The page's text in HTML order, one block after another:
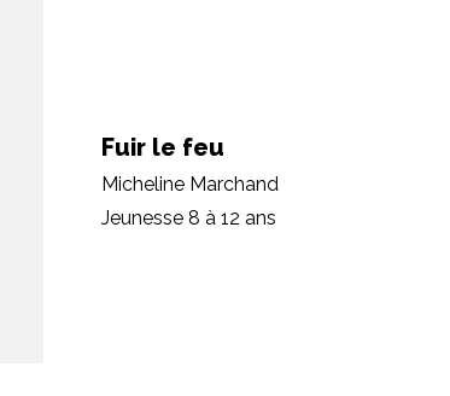
Fuir le feu
Micheline Marchand
Jeunesse 8 à 12 ans